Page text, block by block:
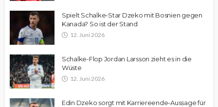
Spielt Schalke-Star Dzeko mit Bosnien gegen
Kanada? So ist der Stand
12. Juni 2026
Schalke-Flop Jordan Larsson zieht es in die
Wüste
12. Juni 2026
Edin Dzeko sorgt mit Karriereende-Aussage für